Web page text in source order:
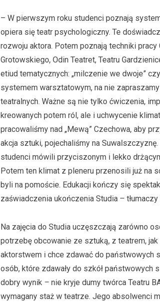
– W pierwszym roku studenci poznają
opiera się teatr psychologiczny. Te
rozwoju aktora. Potem poznają techniki
Grotowskiego, Odin Teatret, Teatru
etiud tematycznych: „milczenie we dwoje”
systemem warsztatowym, na nie
teatralnych. Ważne są nie tylko ćwiczenia,
kreowanych potem ról, ale i uchwycenie
pracowaliśmy nad „Mewą” Czechowa, aby
akcja sztuki, pojechaliśmy na
studenci mówili przyciszonym i lekko
Potem ten klimat z pleneru przenosili już na
byli na pomoście. Edukacji kończy się
zaświadczenia ukończenia Studia –
Na zajęcia do Studia uczęszczają zarówno
potrzebę obcowanie ze sztuką, z teatrem,
aktorstwem i chce zdawać do państwowych
osób, które zdawały do szkół państwowych
dobry wynik – nie kryje dumy twórca Teatru
wymagany staż w teatrze. Jego absolwenci